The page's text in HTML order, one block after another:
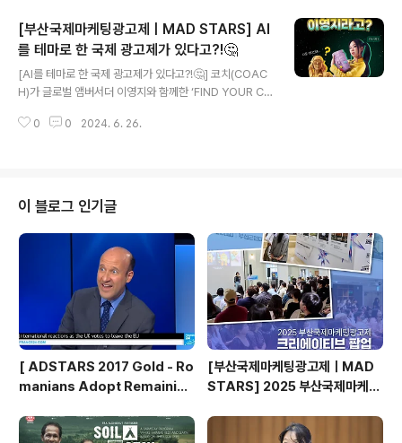
광했던 스포츠 경기는 어쩌면 다분히 한정적인 형태로만
존재하는지도 모르겠습니다. 오늘은 이런 스포츠의 ‘획일
화된 모습’을 거부하는 광고 다섯 작품을 소개합니다.네가
동경하는 Les Bleus의 경기, 사실은 누구게?https://yo
utu.be/QVNZRHIZVL8?si=w-Z3SeplBC_l12eW캠
페인 영상 국가: 프랑스┃브랜드: Orange┃광고회사:
[부산국제마케팅광고제ㅣMAD STARS] AI
를 테마로 한 국제 광고제가 있다고?!🤔
[AI를 테마로 한 국제 광고제가 있다고?!🤔] 코치(COAC
H)가 글로벌 앰버서더 이영지와 함께한 ‘FIND YOUR CO
orful World는 ‘진정한 나 자신이 될 용기’라는 메시지를
앰버서더들로 구성된 코치 패밀리를 만나 그들에게 내재된
자신감에 대해 배우고,진정한 자아를 찾아가는 과정을 감
각적으로 표현한 캠페인인데요. 이렇듯 최근 많은 기업들
이 AI를 광고에 활용하고 있습니다! ✅ 롯데칠성음료의 맥
주 신제품 크러시(KRUSH)의 광고, '크..
0 0 2024. 6. 26.
이 블로그 인기글
[ ADSTARS 2017 Gold - Ro
manians Adopt Remainian
[부산국제마케팅광고제ㅣMAD
STARS] 2025 부산국제마케팅
기